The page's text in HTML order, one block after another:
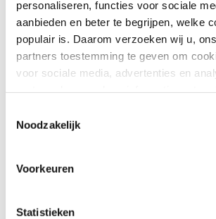
personaliseren, functies voor sociale
aanbieden en beter te begrijpen, welke
populair is. Daarom verzoeken wij u,
partners toestemming te geven om
voor sociale media, advertenties en
kader van uw gebruik van de diensten
Noodzakelijk
Voorkeuren
Statistieken
Ramen
Huisdeuren
Glasgevels